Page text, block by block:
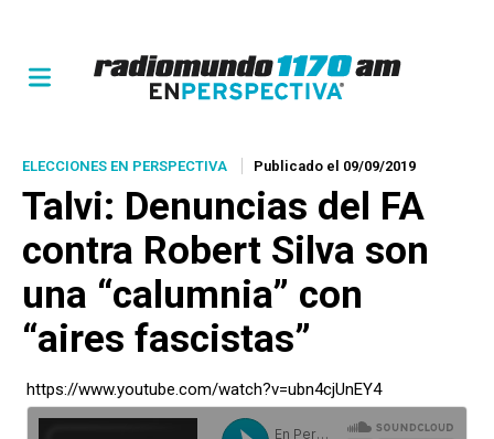
ELECCIONES EN PERSPECTIVA Publicado el 09/09/2019
Talvi: Denuncias del FA
contra Robert Silva son
una “calumnia” con
“aires fascistas”
https://www.youtube.com/watch?v=ubn4cjUnEY4